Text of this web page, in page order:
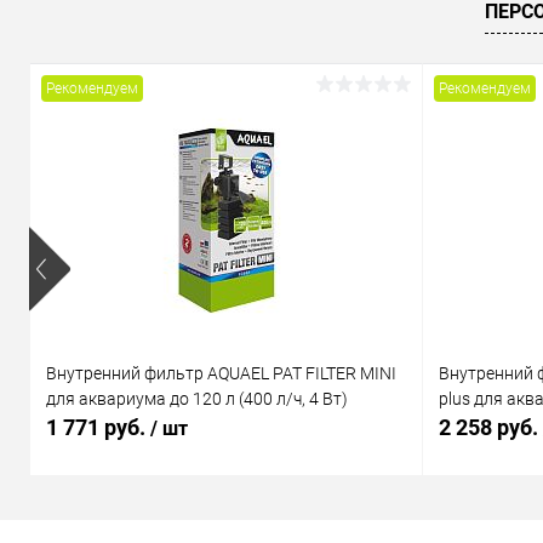
Рекомендуем
Внутренний фильтр AQUAEL PAT FILTER MINI
для аквариума до 120 л (400 л/ч, 4 Вт)
1 771 руб. / шт
Рекомендуем
Внутренний
plus для
2 258 руб.